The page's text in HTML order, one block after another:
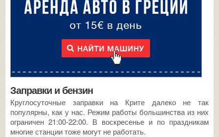
Заправки и бензин
Круглосуточные заправки на Крите далеко не так
популярны, как у нас. Режим работы большинства из них
ограничен 21:00-22:00. В воскресенье и по праздникам
многие станции тоже могут не работать.